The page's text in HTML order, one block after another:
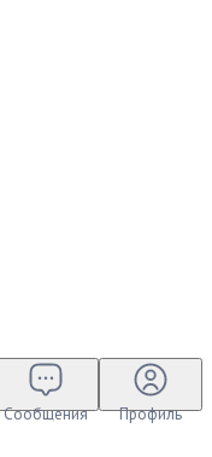
Сообщения Профиль